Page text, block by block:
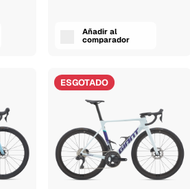
Añadir al
comparador
ESGOTADO